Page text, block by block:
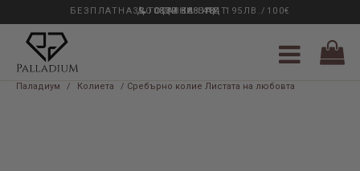
33 ГОДИНИ ОПИТ
БЕЗПЛАТНА ДОСТАВКА НАД 195ЛВ./100€
0889 888 484
Паладиум / Колиета / Сребърно колие Листата на любовта